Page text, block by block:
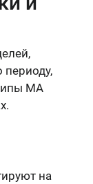
периоду,
MA
на